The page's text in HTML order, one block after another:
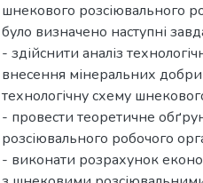
шнекового розсіювального
було визначено наступні
- здійснити аналіз
внесення мінеральних
технологічну схему
- провести теоретичне
розсіювального робочого
- виконати розрахунок